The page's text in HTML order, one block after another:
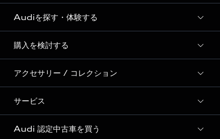
Audi ブランド
Story of Progress
Audi Sport
Formula 1®
デジタルサービス
Audiを探す・体験する
ディーラー検索
新車在庫検索
試乗車・展示車検索
見積もり依頼
試乗予約
購入を検討する
モデル一覧
特別仕様モデル / 限定モデル
e-tronラインアップ
価格シミュレーション
アクセサリー / コレクション
純正アクセサリー
オンラインショップ
サービス
サービス入庫予約
Audi 認定中古車を買う